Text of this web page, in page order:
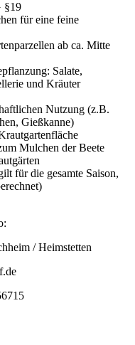
§19
für eine feine
ab ca. Mitte
Salate,
und Kräuter
Nutzung (z.B.
Gießkanne)
Mulchen der Beete
für die gesamte Saison,
/ Heimstetten